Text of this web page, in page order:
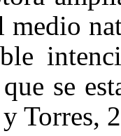
se
Torres,